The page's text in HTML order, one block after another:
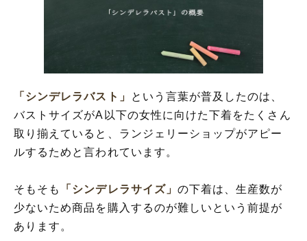
「シンデレラバスト」
という言葉が普及したのは、
バストサイズがA以下の女性に向けた下着をたくさん
取り揃えていると、ランジェリーショップがアピー
ルするためと言われています。
そもそも 「シンデレラサイズ」 の下着は、生産数が
少ないため商品を購入するのが難しいという前提が
あります。